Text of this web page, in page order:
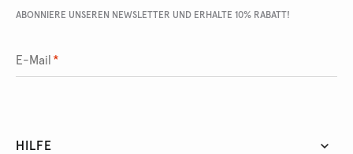
ABONNIERE UNSEREN NEWSLETTER UND ERHALTE 10% RABATT!
E-Mail *
HILFE